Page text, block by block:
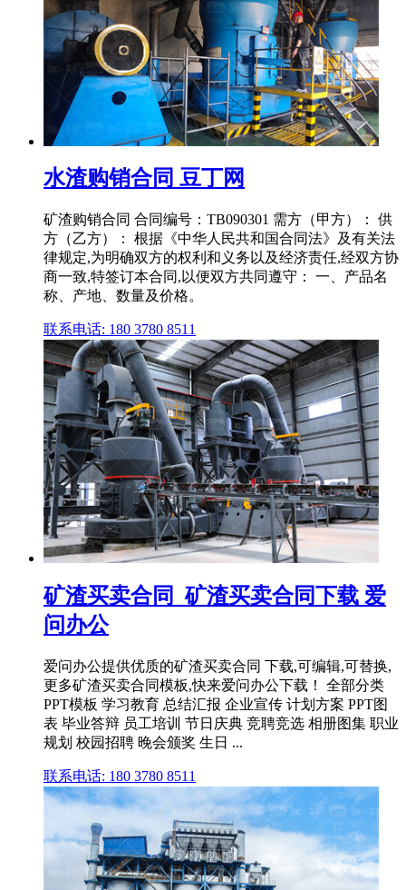
水渣购销合同 豆丁网
矿渣购销合同 合同编号：TB090301 需方（甲方）： 供
方（乙方）： 根据《中华人民共和国合同法》及有关法
律规定,为明确双方的权利和义务以及经济责任,经双方协
商一致,特签订本合同,以便双方共同遵守： 一、产品名
称、产地、数量及价格。
联系电话: 180 3780 8511
矿渣买卖合同_矿渣买卖合同下载 爱
问办公
爱问办公提供优质的矿渣买卖合同 下载,可编辑,可替换,
更多矿渣买卖合同模板,快来爱问办公下载！ 全部分类
PPT模板 学习教育 总结汇报 企业宣传 计划方案 PPT图
表 毕业答辩 员工培训 节日庆典 竞聘竞选 相册图集 职业
规划 校园招聘 晚会颁奖 生日 ...
联系电话: 180 3780 8511